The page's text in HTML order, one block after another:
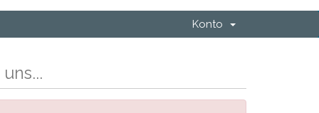
Konto